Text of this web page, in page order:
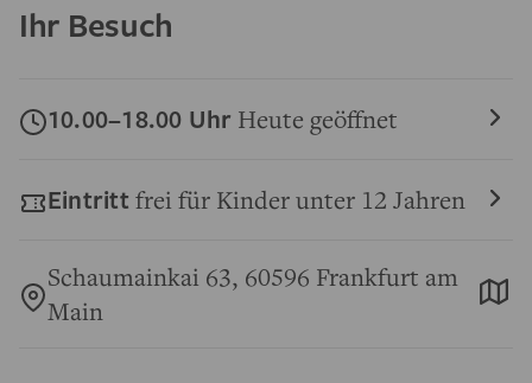
Ihr Besuch
10.00–18.00 Uhr Heute geöffnet
Eintritt frei für Kinder unter 12 Jahren
Schaumainkai 63, 60596 Frankfurt am
Main